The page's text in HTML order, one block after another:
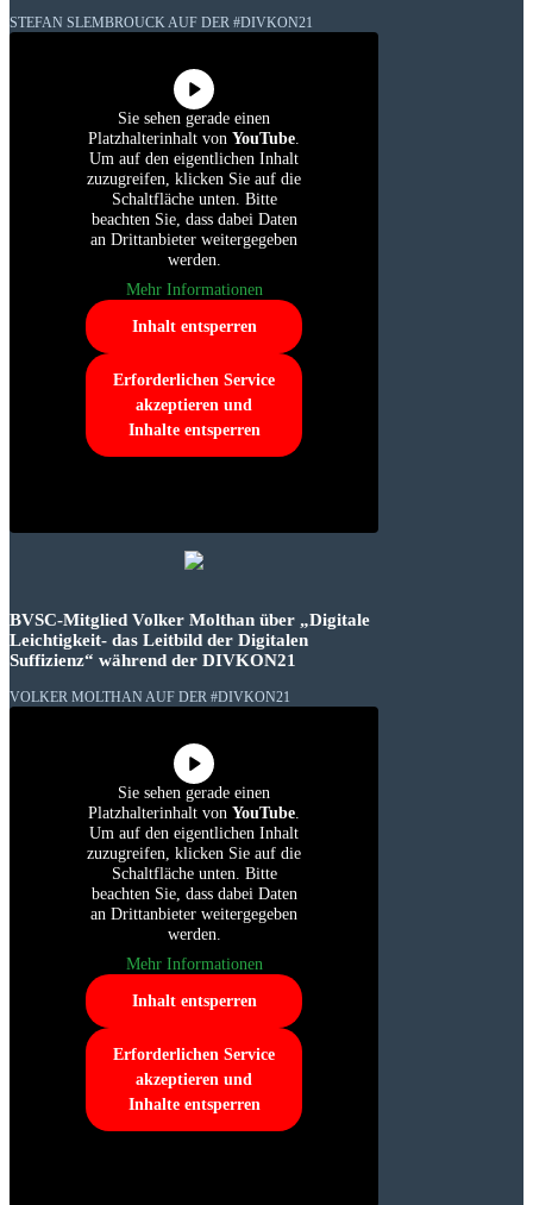
STEFAN SLEMBROUCK AUF DER #DIVKON21
Sie sehen gerade einen
Platzhalterinhalt von YouTube.
Um auf den eigentlichen Inhalt
zuzugreifen, klicken Sie auf die
Schaltfläche unten. Bitte
beachten Sie, dass dabei Daten
an Drittanbieter weitergegeben
werden.
Mehr Informationen
Inhalt entsperren
Erforderlichen Service
akzeptieren und
Inhalte entsperren
BVSC-Mitglied Volker Molthan über „Digitale
Leichtigkeit- das Leitbild der Digitalen
Suffizienz“ während der DIVKON21
VOLKER MOLTHAN AUF DER #DIVKON21
Sie sehen gerade einen
Platzhalterinhalt von YouTube.
Um auf den eigentlichen Inhalt
zuzugreifen, klicken Sie auf die
Schaltfläche unten. Bitte
beachten Sie, dass dabei Daten
an Drittanbieter weitergegeben
werden.
Mehr Informationen
Inhalt entsperren
Erforderlichen Service
akzeptieren und
Inhalte entsperren